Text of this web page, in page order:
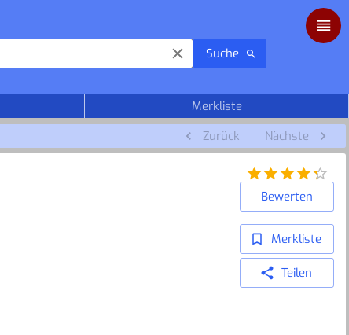
Suche
Merkliste
Zurück Nächste
Bewerten
Merkliste
Teilen